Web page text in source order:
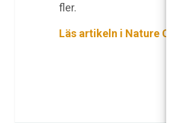
fler.
Läs artikeln i Nature